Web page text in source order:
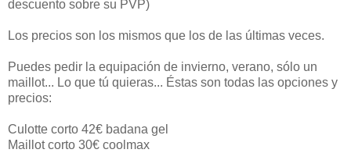
descuento sobre su PVP)
Los precios son los mismos que los de las últimas veces.
Puedes pedir la equipación de invierno, verano, sólo un
maillot... Lo que tú quieras... Éstas son todas las opciones y
precios:
Culotte corto 42€ badana gel
Maillot corto 30€ coolmax